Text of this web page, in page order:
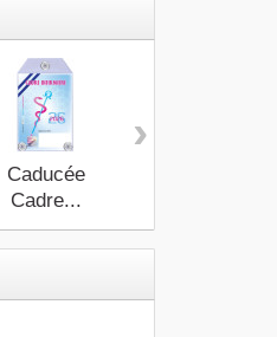
Caducée
Cadre...
›